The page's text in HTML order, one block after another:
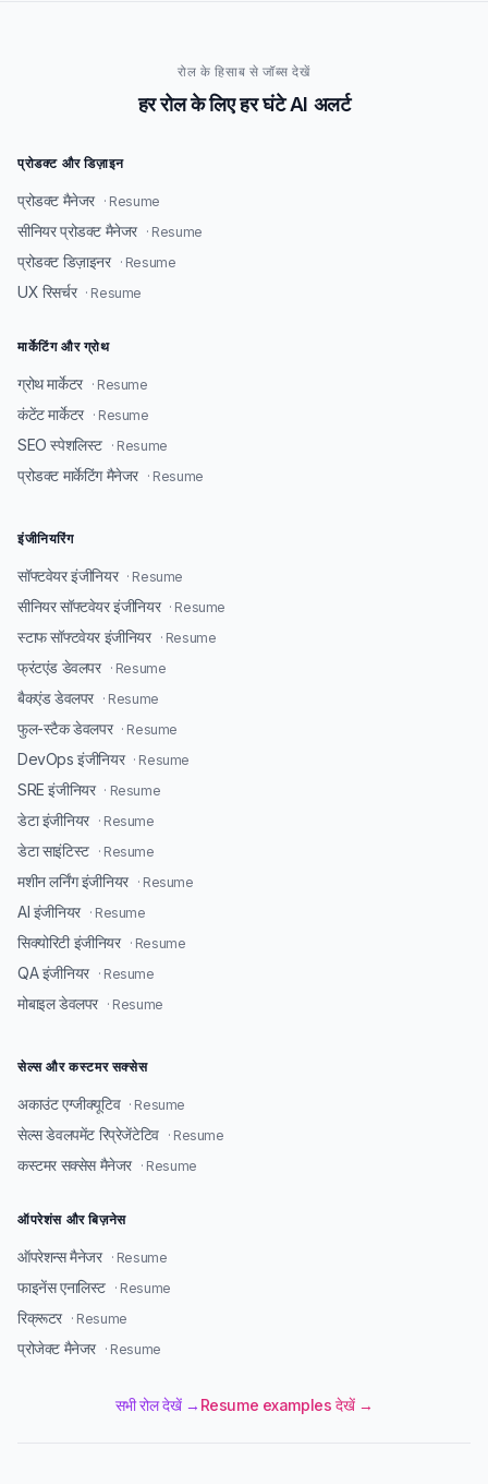
रोल के हिसाब से जॉब्स देखें
हर रोल के लिए हर घंटे AI अलर्ट
प्रोडक्ट और डिज़ाइन
प्रोडक्ट मैनेजर · Resume
सीनियर प्रोडक्ट मैनेजर · Resume
प्रोडक्ट डिज़ाइनर · Resume
UX रिसर्चर · Resume
मार्केटिंग और ग्रोथ
ग्रोथ मार्केटर · Resume
कंटेंट मार्केटर · Resume
SEO स्पेशलिस्ट · Resume
प्रोडक्ट मार्केटिंग मैनेजर · Resume
इंजीनियरिंग
सॉफ्टवेयर इंजीनियर · Resume
सीनियर सॉफ्टवेयर इंजीनियर · Resume
स्टाफ सॉफ्टवेयर इंजीनियर · Resume
फ्रंटएंड डेवलपर · Resume
बैकएंड डेवलपर · Resume
फुल-स्टैक डेवलपर · Resume
DevOps इंजीनियर · Resume
SRE इंजीनियर · Resume
डेटा इंजीनियर · Resume
डेटा साइंटिस्ट · Resume
मशीन लर्निंग इंजीनियर · Resume
AI इंजीनियर · Resume
सिक्योरिटी इंजीनियर · Resume
QA इंजीनियर · Resume
मोबाइल डेवलपर · Resume
सेल्स और कस्टमर सक्सेस
अकाउंट एग्जीक्यूटिव · Resume
सेल्स डेवलपमेंट रिप्रेजेंटेटिव · Resume
कस्टमर सक्सेस मैनेजर · Resume
ऑपरेशंस और बिज़नेस
ऑपरेशन्स मैनेजर · Resume
फाइनेंस एनालिस्ट · Resume
रिक्रूटर · Resume
प्रोजेक्ट मैनेजर · Resume
सभी रोल देखें → Resume examples देखें →